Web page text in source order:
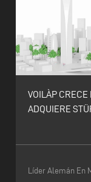
VOILÀP
ADQUIERE
Líder Alemán En